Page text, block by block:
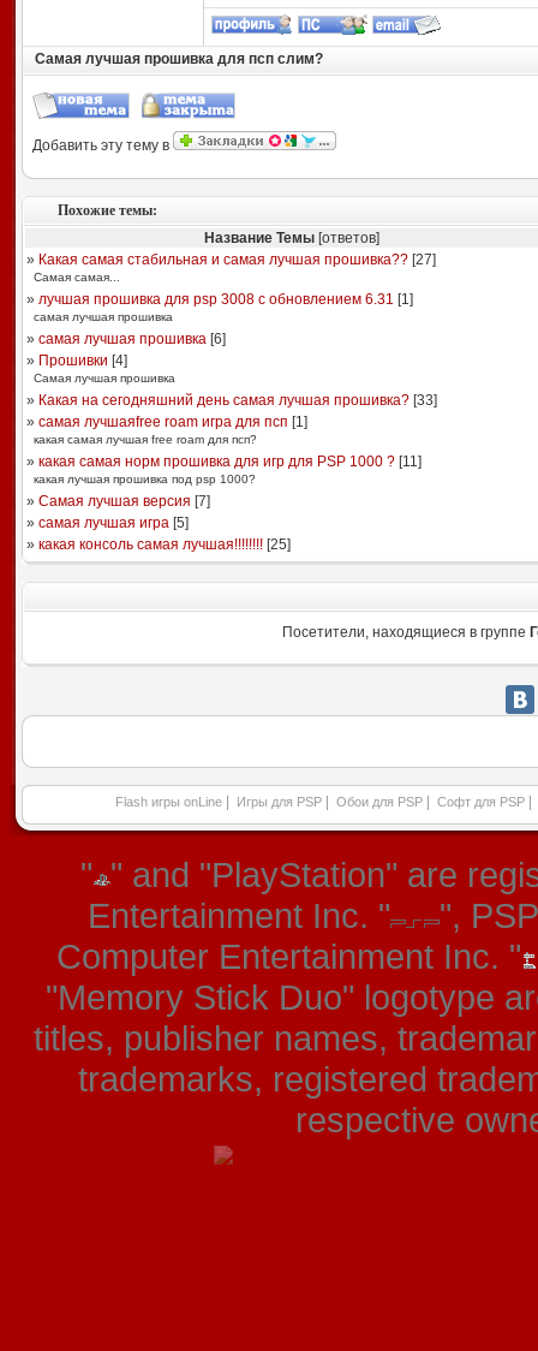
Самая лучшая прошивка для псп слим?
Добавить эту тему в
Похожие темы:
Название Темы [ответов]
» Какая самая стабильная и самая лучшая прошивка??[27]
Самая самая...
» лучшая прошивка для psp 3008 с обновлением 6.31 [1]
самая лучшая прошивка
» самая лучшая прошивка[6]
» Прошивки [4]
Самая лучшая прошивка
» Какая на сегодняшний день самая лучшая прошивка?[33]
» самая лучшаяfree roam игра для псп [1]
какая самая лучшая free roam для псп?
» какая самая норм прошивка для игр для PSP 1000 ?[11]
какая лучшая прошивка под psp 1000?
» Самая лучшая версия [7]
» самая лучшая игра[5]
» какая консоль самая лучшая!!!!!!!![25]
Посетители, находящиеся в группе
Flash игры onLine Игры для PSP Обои для PSP Софт для PSP
" " and "PlayStation" are
Entertainment Inc. "
",
Computer Entertainment Inc. "
"Memory Stick Duo" logotype
titles, publisher names,
trademarks, registered
respective